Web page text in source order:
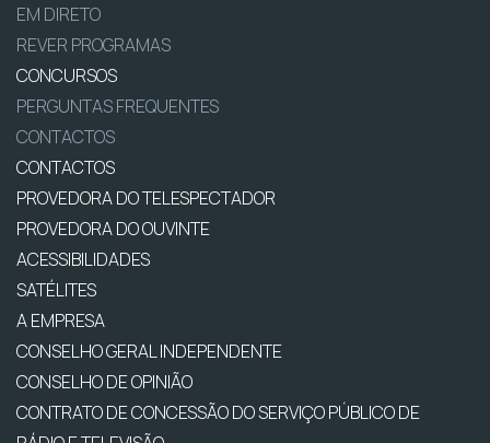
EM DIRETO
REVER PROGRAMAS
CONCURSOS
PERGUNTAS FREQUENTES
CONTACTOS
CONTACTOS
PROVEDORA DO TELESPECTADOR
PROVEDORA DO OUVINTE
ACESSIBILIDADES
SATÉLITES
A EMPRESA
CONSELHO GERAL INDEPENDENTE
CONSELHO DE OPINIÃO
CONTRATO DE CONCESSÃO DO SERVIÇO PÚBLICO DE